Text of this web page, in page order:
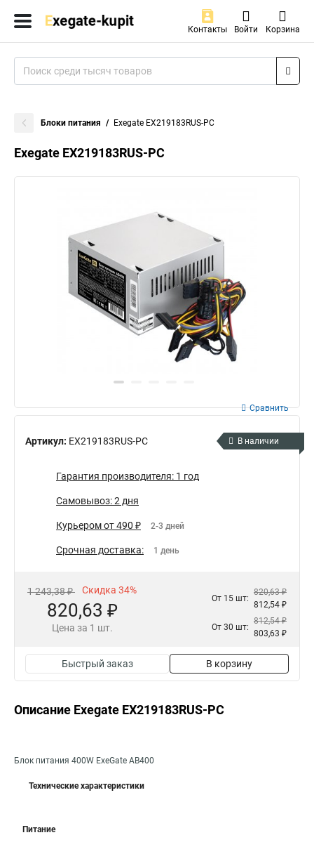
Контакты Войти Корзина
Блоки питания Exegate EX219183RUS-PC
Exegate EX219183RUS-PC
Артикул: EX219183RUS-PC
Сравнить
В наличии
Гарантия производителя: 1 год
Самовывоз: 2 дня
Курьером от 490 ₽ 2-3 дней
Срочная доставка: 1 день
1 243,38 ₽ Скидка 34%
820,63 ₽
Цена за 1 шт.
От 15 шт:
820,63 ₽
812,54 ₽
От 30 шт:
812,54 ₽
803,63 ₽
Быстрый заказ В корзину
Описание Exegate EX219183RUS-PC
Блок питания 400W ExeGate AB400
Технические характеристики
Питание